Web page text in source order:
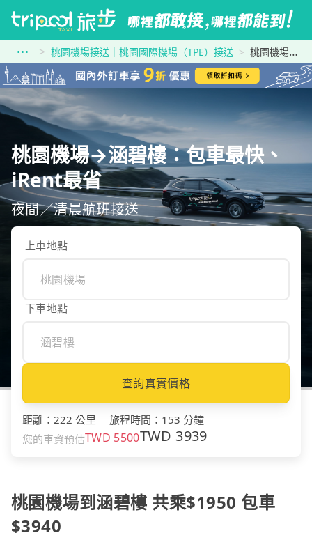
桃園機場接送｜桃園國際機場（TPE）接送 桃園機場到涵碧樓
桃園機場→涵碧樓：包車最快、
iRent最省
夜間／清晨航班接送
上車地點
下車地點
查詢真實價格
距離 ： 222 公里 旅程時間 ： 153 分鐘
您的車資預估TWD5500TWD 3939
桃園機場到涵碧樓 共乘$1950 包車
$3940